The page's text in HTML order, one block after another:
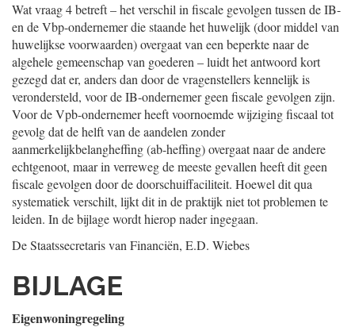
Wat vraag 4 betreft – het verschil in fiscale gevolgen tussen de IB-
en de Vbp-ondernemer die staande het huwelijk (door middel van
huwelijkse voorwaarden) overgaat van een beperkte naar de
algehele gemeenschap van goederen – luidt het antwoord kort
gezegd dat er, anders dan door de vragenstellers kennelijk is
verondersteld, voor de IB-ondernemer geen fiscale gevolgen zijn.
Voor de Vpb-ondernemer heeft voornoemde wijziging fiscaal tot
gevolg dat de helft van de aandelen zonder
aanmerkelijkbelangheffing (ab-heffing) overgaat naar de andere
echtgenoot, maar in verreweg de meeste gevallen heeft dit geen
fiscale gevolgen door de doorschuiffaciliteit. Hoewel dit qua
systematiek verschilt, lijkt dit in de praktijk niet tot problemen te
leiden. In de bijlage wordt hierop nader ingegaan.
De Staatssecretaris van Financiën, E.D. Wiebes
BIJLAGE
Eigenwoningregeling